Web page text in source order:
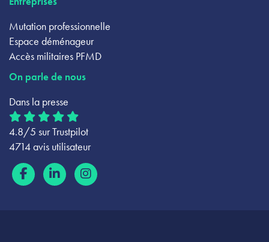
Mutation professionnelle
Espace déménageur
Accès militaires PFMD
On parle de nous
Dans la presse
4.8/5 sur Trustpilot
4714 avis utilisateur